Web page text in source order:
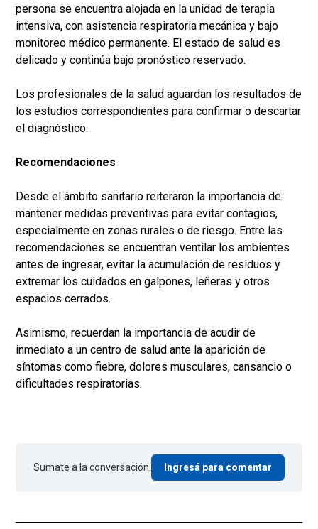
persona se encuentra alojada en la unidad de terapia
intensiva, con asistencia respiratoria mecánica y bajo
monitoreo médico permanente. El estado de salud es
delicado y continúa bajo pronóstico reservado.
Los profesionales de la salud aguardan los resultados de
los estudios correspondientes para confirmar o descartar
el diagnóstico.
Recomendaciones
Desde el ámbito sanitario reiteraron la importancia de
mantener medidas preventivas para evitar contagios,
especialmente en zonas rurales o de riesgo. Entre las
recomendaciones se encuentran ventilar los ambientes
antes de ingresar, evitar la acumulación de residuos y
extremar los cuidados en galpones, leñeras y otros
espacios cerrados.
Asimismo, recuerdan la importancia de acudir de
inmediato a un centro de salud ante la aparición de
síntomas como fiebre, dolores musculares, cansancio o
dificultades respiratorias.
Sumate a la conversación. Ingresá para comentar